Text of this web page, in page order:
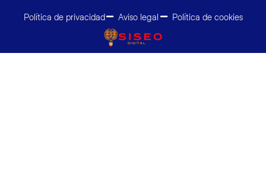
Política de privacidad Aviso legal Política de cookies